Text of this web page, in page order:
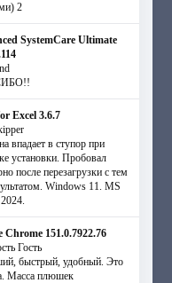
2
SystemCare Ultimate
Excel 3.6.7
впадает в ступор при
установки. Пробовал
после перезагрузки с тем
Windows 11. MS
Chrome 151.0.7922.76
Гость
быстрый, удобный. Это
Масса плюшек